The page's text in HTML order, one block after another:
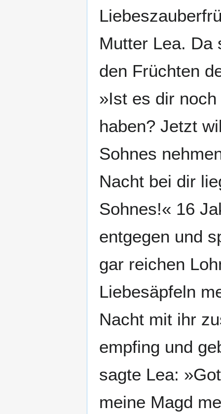
Mutter Lea. Da
den Früchten
»Ist es dir
haben? Jetzt
Sohnes
Nacht bei dir
Sohnes!« 16
entgegen und
gar reichen
Liebesäpfeln
Nacht mit ihr
empfing und
sagte Lea:
meine Magd